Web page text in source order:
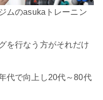
ムのasukaトレーニン
を行なう方がそれだけ
代で向上し20代～80代